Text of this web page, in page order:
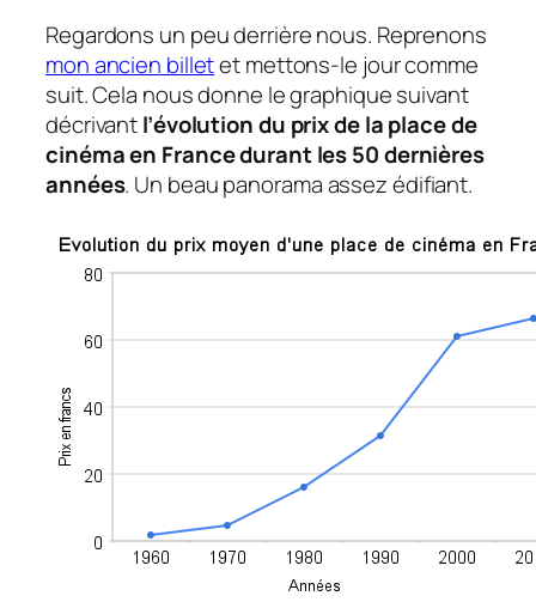
Regardons un peu derrière nous. Reprenons
mon ancien billetet mettons-le jour comme
suit. Cela nous donne le graphique suivant
décrivantl’évolution du prix de la place de
cinéma en France durant les 50 dernières
années. Un beau panorama assez édifiant.